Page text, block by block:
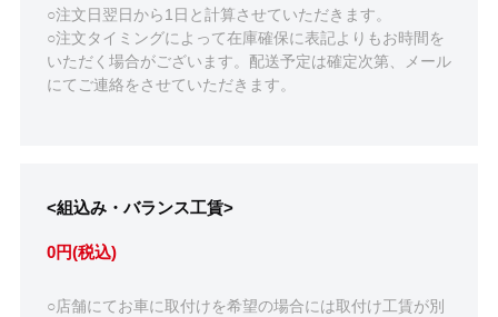
○注文日翌日から1日と計算させていただきます。
○注文タイミングによって在庫確保に表記よりもお時間を
いただく場合がございます。配送予定は確定次第、メール
にてご連絡をさせていただきます。
<組込み・バランス工賃>
0円(税込)
○店舗にてお車に取付けを希望の場合には取付け工賃が別